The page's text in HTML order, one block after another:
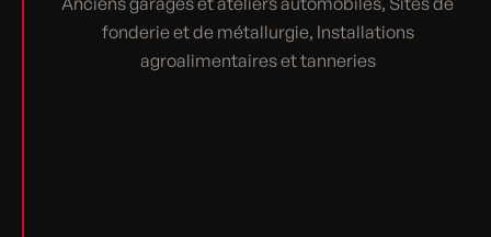
fonderie et de métallurgie, Installations
agroalimentaires et tanneries